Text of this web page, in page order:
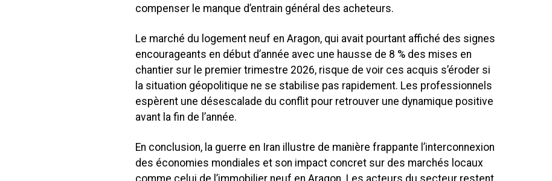
compenser le manque d’entrain général des acheteurs.
Le marché du logement neuf en Aragon, qui avait pourtant affiché des signes
encourageants en début d’année avec une hausse de 8 % des mises en
chantier sur le premier trimestre 2026, risque de voir ces acquis s’éroder si
la situation géopolitique ne se stabilise pas rapidement. Les professionnels
espèrent une désescalade du conflit pour retrouver une dynamique positive
avant la fin de l’année.
En conclusion, la guerre en Iran illustre de manière frappante l’interconnexion
des économies mondiales et son impact concret sur des marchés locaux